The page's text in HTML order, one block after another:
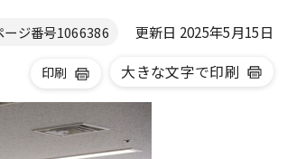
ージ番号1066386 更新日 2025年5月15日
印刷 大きな文字で印刷